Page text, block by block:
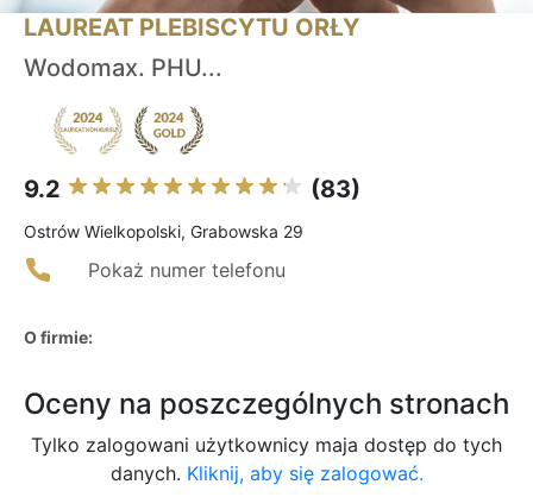
LAUREAT PLEBISCYTU ORŁY
Wodomax. PHU...
9.2 (83)
Ostrów Wielkopolski, Grabowska 29
Pokaż numer telefonu
O firmie:
Oceny na poszczególnych stronach
Tylko zalogowani użytkownicy maja dostęp do tych
danych. Kliknij, aby się zalogować.